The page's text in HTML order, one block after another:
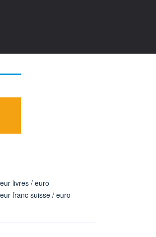
livres / euro
franc suisse / euro